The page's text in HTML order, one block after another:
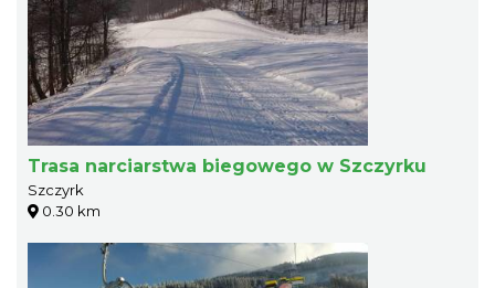
Trasa narciarstwa biegowego w Szczyrku
Szczyrk
0.30 km